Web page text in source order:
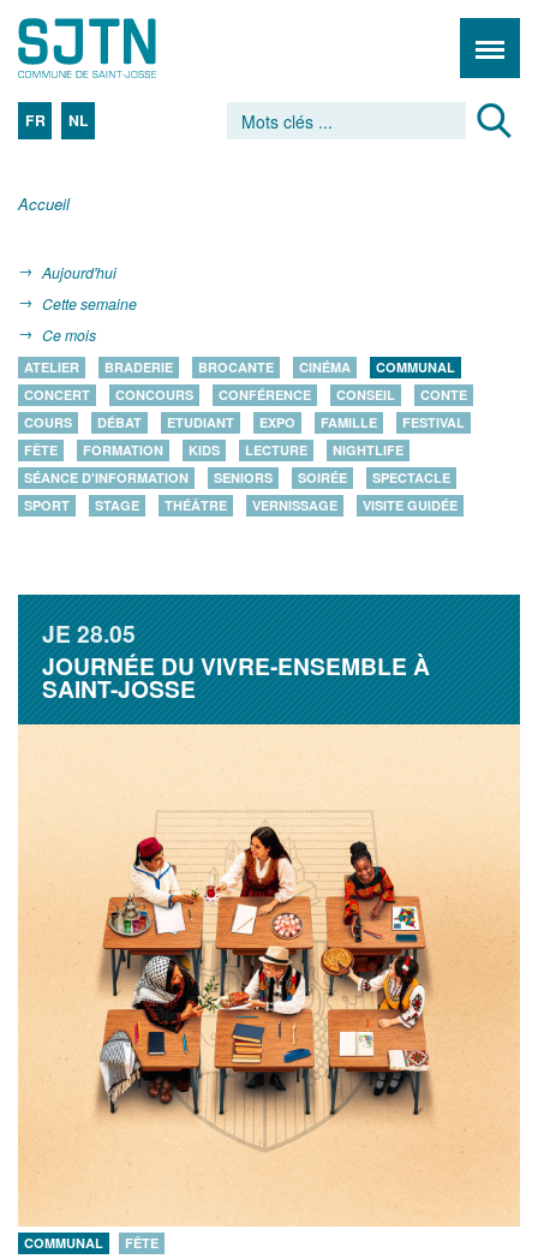
FR NL
Accueil
Aujourd'hui
Cette semaine
Ce mois
ATELIER BRADERIE BROCANTE CINÉMA
COMMUNAL
CONCERT
CONCOURS CONFÉRENCE CONSEIL
CONTE
COURS
DÉBAT ETUDIANT EXPO FAMILLE
FESTIVAL
FÊTE
FORMATION KIDS LECTURE
NIGHTLIFE
SÉANCE D'INFORMATION
SENIORS SOIRÉE
SPECTACLE
SPORT
STAGE THÉÂTRE VERNISSAGE VISITE GUIDÉE
JE28.05
JOURNÉE DU VIVRE-ENSEMBLE À
SAINT-JOSSE
COMMUNAL
FÊTE